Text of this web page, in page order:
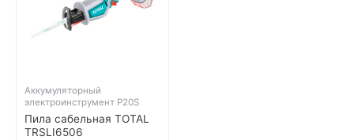
Аккумуляторный
электроинструмент P20S
Пила сабельная TOTAL
TRSLI6506